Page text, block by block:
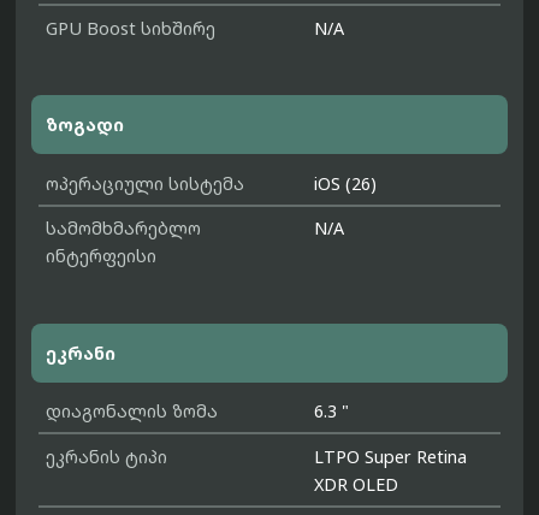
GPU Boost სიხშირე
N/A
ზოგადი
ოპერაციული სისტემა
iOS (26)
სამომხმარებლო
ინტერფეისი
N/A
ეკრანი
დიაგონალის ზომა
6.3 "
ეკრანის ტიპი
LTPO Super Retina
XDR OLED